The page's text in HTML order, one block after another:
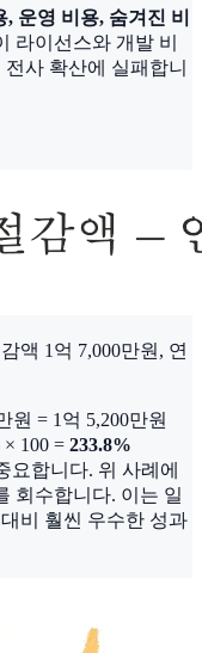
운영 비용, 숨겨진 비
라이선스와 개발 비
사 확산에 실패합니
액 1억 7,000만원, 연
원 = 1억 5,200만원
100 = 233.8%
요합니다. 위 사례에
회수합니다. 이는 일
비 훨씬 우수한 성과